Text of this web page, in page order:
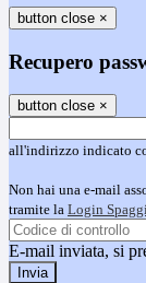
button close ×
Recupero
button close ×
all'indirizzo indicato
Non hai una e-mail
tramite la Login
E-mail inviata, si